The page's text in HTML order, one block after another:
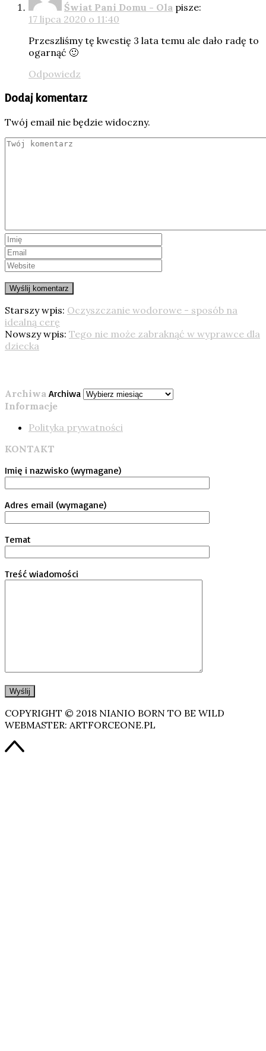
Świat Pani Domu - Ola pisze:
17 lipca 2020 o 11:40
Przeszliśmy tę kwestię 3 lata temu ale dało radę to
ogarnąć 🙂
Odpowiedz
Dodaj komentarz
Twój email nie będzie widoczny.
Starszy wpis: Oczyszczanie wodorowe - sposób na
idealną cerę
Nowszy wpis: Tego nie może zabraknąć w wyprawce dla
dziecka
Archiwa Archiwa
Informacje
Polityka prywatności
KONTAKT
Imię i nazwisko (wymagane)
Adres email (wymagane)
Temat
Treść wiadomości
COPYRIGHT © 2018 NIANIO BORN TO BE WILD
WEBMASTER: ARTFORCEONE.PL